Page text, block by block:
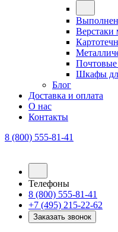
Верстаки
Шкафы
Блог
Доставка и оплата
О нас
Контакты
8 (800) 555-81-41
Телефоны
8 (800) 555-81-41
+7 (495) 215-22-62
Заказать звонок